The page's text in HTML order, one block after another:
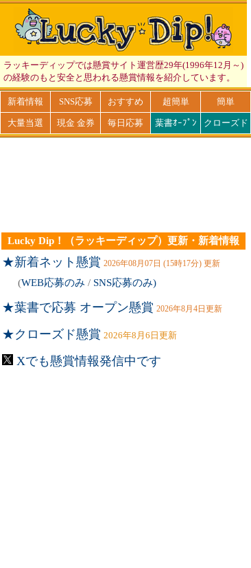
ラッキーディップでは懸賞サイト運営歴29年(1996年12月～)
の経験のもと安全と思われる懸賞情報を紹介しています。
新着情報 SNS応募 おすすめ 超簡単 簡単
大量当選 現金 金券 毎日応募 葉書ｵｰﾌﾟﾝ クローズド
Lucky Dip！（ラッキーディップ）更新・新着情報
★新着ネット懸賞 2026年08月07日 (15時17分) 更新
(WEB応募のみ / SNS応募のみ)
★葉書で応募 オープン懸賞 2026年8月4日更新
★クローズド懸賞 2026年8月6日更新
Xでも懸賞情報発信中です